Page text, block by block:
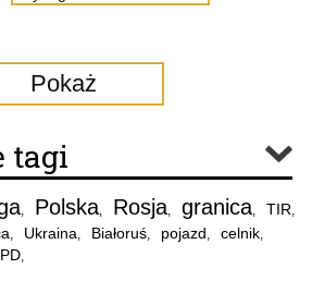
Pokaż
tagi
Polska Rosja granica TIR
Ukraina Białoruś pojazd celnik